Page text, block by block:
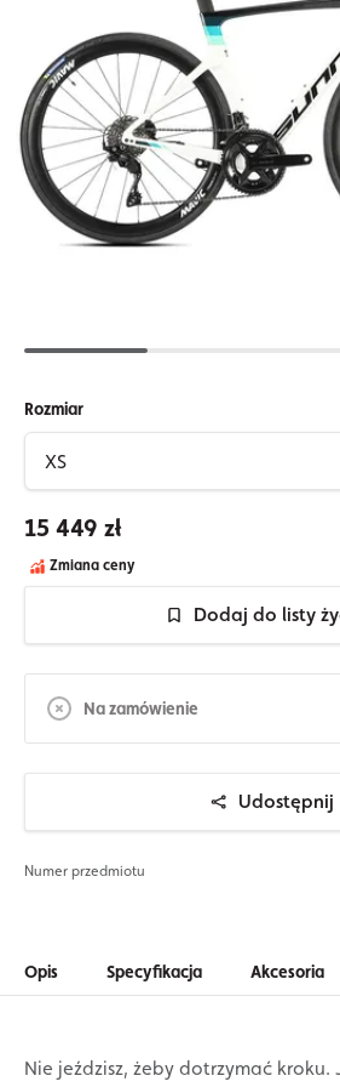
Rozmiar
15 449 zł
Zmiana ceny
Dodaj do listy
Na zamówienie
Udostępnij
Numer przedmiotu
Opis Specyfikacja Akcesoria
Nie jeździsz, żeby dotrzymać kroku.